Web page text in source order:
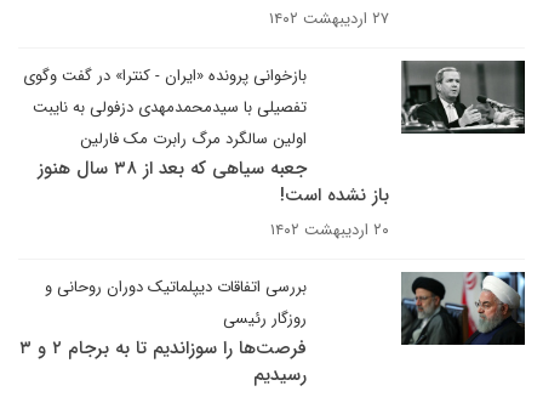
۲۷ اردیبهشت ۱۴۰۲
بازخوانی پرونده «ایران - کنترا» در گفت وگوی
تفصیلی با سیدمحمدمهدی دزفولی به نایبت
اولین سالگرد مرگ رابرت مک فارلین
جعبه سیاهی که بعد از ۳۸ سال هنوز
باز نشده است!
۲۰ اردیبهشت ۱۴۰۲
بررسی اتفاقات دیپلماتیک دوران روحانی و
روزگار رئیسی
فرصت‌ها را سوزاندیم تا به برجام ۲ و ۳
رسیدیم